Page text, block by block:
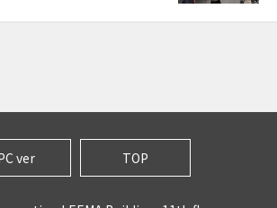
ver TOP